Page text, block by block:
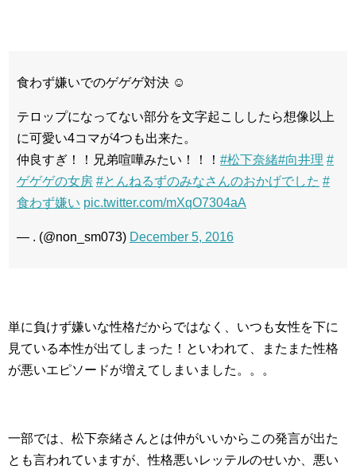
食わず嫌いでのゲゲゲ対決 ☺︎
テロップになってない部分を文字起こししたら想像以上
に可愛い4コマが4つも出来た。
仲良すぎ！！兄弟喧嘩みたい！！！ #松下奈緒#向井理 #
ゲゲゲの女房 #とんねるずのみなさんのおかげでした #
食わず嫌い pic.twitter.com/mXqO7304aA
— . (@non_sm073) December 5, 2016
単に負けず嫌いな性格だからではなく、いつも女性を下に
見ている本性が出てしまった！といわれて、またまた性格
が悪いエピソードが増えてしまいました。。。
一部では、松下奈緒さんとは仲がいいからこの発言が出た
とも言われていますが、性格悪いレッテルのせいか、悪い